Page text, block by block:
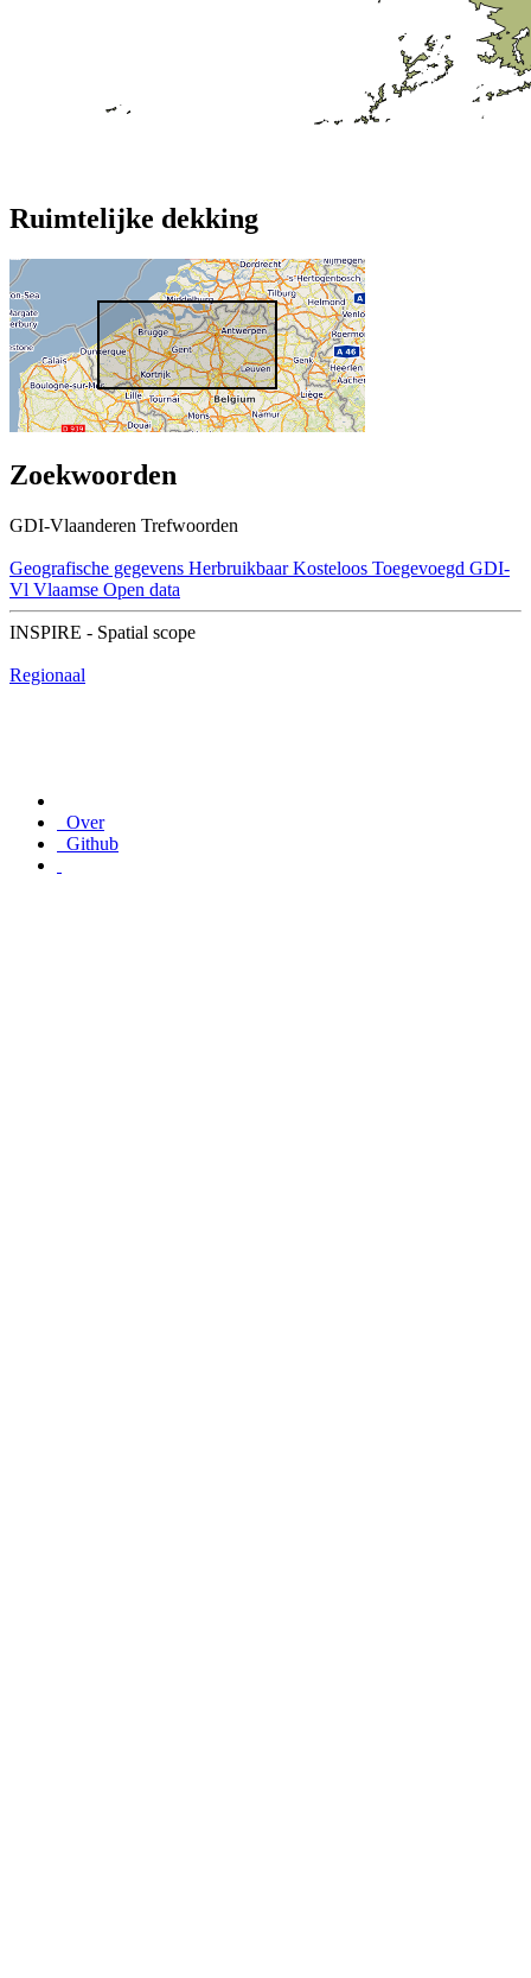
Ruimtelijke dekking
Zoekwoorden
GDI-Vlaanderen Trefwoorden
Geografische gegevens Herbruikbaar Kosteloos Toegevoegd GDI-
Vl Vlaamse Open data
INSPIRE - Spatial scope
Regionaal
Over
Github